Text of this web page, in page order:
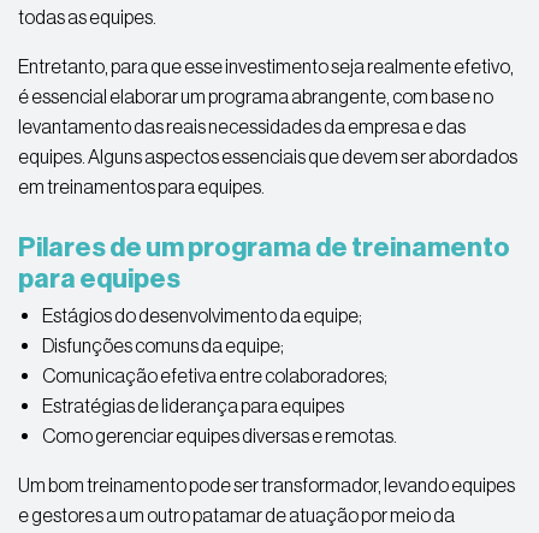
todas as equipes.
Entretanto, para que esse investimento seja realmente efetivo,
é essencial elaborar um programa abrangente, com base no
levantamento das reais necessidades da empresa e das
equipes. Alguns aspectos essenciais que devem ser abordados
em treinamentos para equipes.
Pilares de um programa de treinamento
para equipes
Estágios do desenvolvimento da equipe;
Disfunções comuns da equipe;
Comunicação efetiva entre colaboradores;
Estratégias de liderança para equipes
Como gerenciar equipes diversas e remotas.
Um bom treinamento pode ser transformador, levando equipes
e gestores a um outro patamar de atuação por meio da